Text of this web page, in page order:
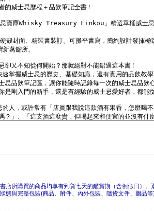
店所購買的商品均享有到貨七天的鑑賞期（含例假日）
態與完整包裝(商品、附件、內外包裝、隨貨文件、贈品等